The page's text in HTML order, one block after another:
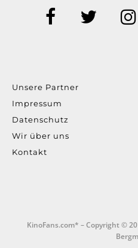
Unsere Partner
Impressum
Datenschutz
Wir über uns
Kontakt
KinoFans.com* – Copyright ©